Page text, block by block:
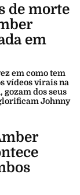
de morte
em
em como tem
vídeos virais na
dos seus
Johnny